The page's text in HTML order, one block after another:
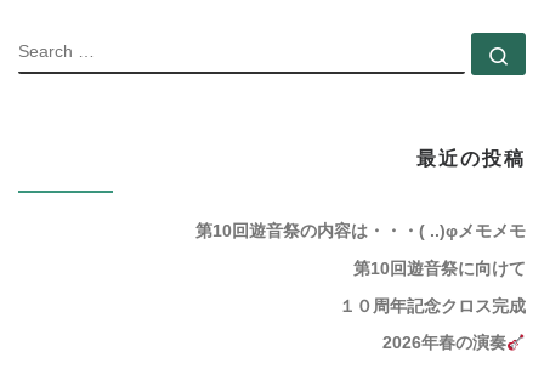
最近の投稿
第10回遊音祭の内容は・・・( ..)φメモメモ
第10回遊音祭に向けて
１０周年記念クロス完成
2026年春の演奏